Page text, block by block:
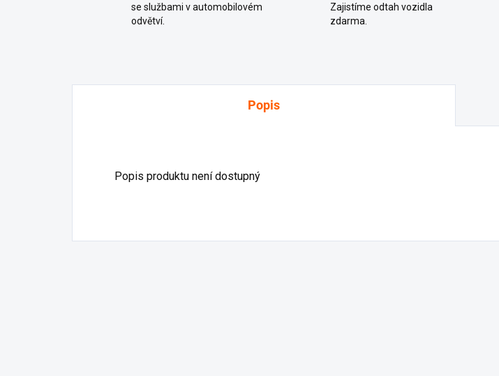
se službami v automobilovém
odvětví.
Zajistíme odtah vozidla
zdarma.
Popis
Popis produktu není dostupný